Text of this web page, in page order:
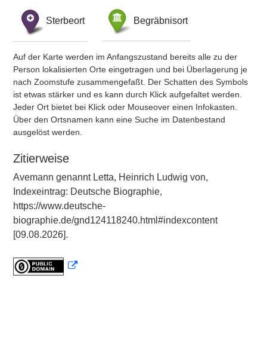
Sterbeort Begräbnisort
Auf der Karte werden im Anfangszustand bereits alle zu der
Person lokalisierten Orte eingetragen und bei Überlagerung je
nach Zoomstufe zusammengefaßt. Der Schatten des Symbols
ist etwas stärker und es kann durch Klick aufgefaltet werden.
Jeder Ort bietet bei Klick oder Mouseover einen Infokasten.
Über den Ortsnamen kann eine Suche im Datenbestand
ausgelöst werden.
Zitierweise
Avemann genannt Letta, Heinrich Ludwig von,
Indexeintrag: Deutsche Biographie,
https://www.deutsche-
biographie.de/gnd124118240.html#indexcontent
[09.08.2026].